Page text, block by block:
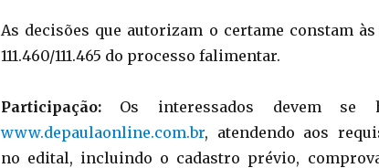
As decisões que autorizam o certame constam às
111.460/111.465 do processo falimentar.
Participação:Os interessados devem se
www.depaulaonline.com.br, atendendo aos
no edital, incluindo o cadastro prévio,